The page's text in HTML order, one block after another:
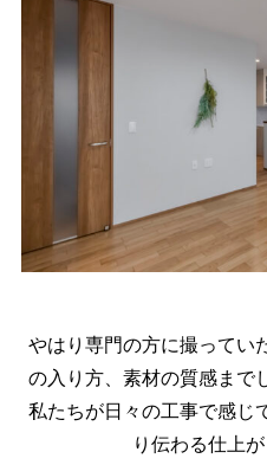
やはり専門の方に撮ってい
の入り方、素材の質感まで
私たちが日々の工事で感じ
り伝わる仕上